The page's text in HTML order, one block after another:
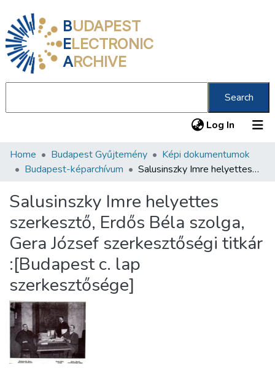
BUDAPEST
ELECTRONIC
ARCHIVE
Search
Log In (current)
Communities & Collections
Statistics
About us
Home Budapest Gyűjtemény
Képi dokumentumok
Budapest-képarchívum
Salusinszky Imre helyettes szerkesztő, Erdős Béla szolga, Gera József szerkesztőségi titkár :[Budapest c. lap szerkesztősége]
Salusinszky Imre helyettes
szerkesztő, Erdős Béla szolga,
Gera József szerkesztőségi titkár
:[Budapest c. lap
szerkesztősége]